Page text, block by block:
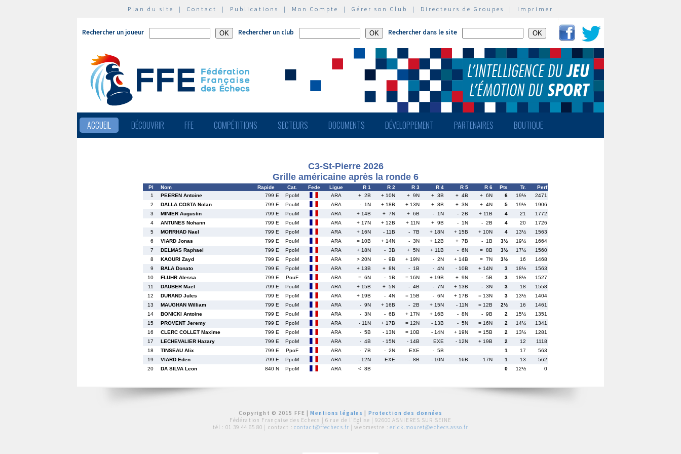
Plan du site | Contact | Publications | Mon Compte | Gérer son Club | Directeurs de Groupes | Imprimer
Rechercher un joueur Rechercher un club Rechercher dans le site
ACCUEIL DÉCOUVRIR FFE COMPÉTITIONS SECTEURS DOCUMENTS DÉVELOPPEMENT PARTENAIRES BOUTIQUE
C3-St-Pierre 2026
Grille américaine après la ronde 6
Pl Nom Rapide Cat. Fede Ligue R 1 R 2 R 3 R 4 R 5 R 6 Pts Tr.
Perf
1
PEEREN Antoine 799 E PpoM ARA + 2B + 10N + 9N + 3B + 4B + 6N 6 19½
2471
2
DALLA COSTA Nolan 799 E PouM ARA - 1N + 18B + 13N + 8B + 3N + 4N 5 19½
1906
3
MINIER Augustin 799 E PouM ARA + 14B + 7N + 6B - 1N - 2B + 11B 4 21
1772
4
ANTUNES Nohann 799 E PouM ARA + 17N + 12B + 11N + 9B - 1N - 2B 4 20
1726
5
MORRHAD Nael 799 E PpoM ARA + 16N - 11B - 7B + 18N + 15B + 10N 4 13½
1563
6
VIARD Jonas 799 E PouM ARA = 10B + 14N - 3N + 12B + 7B - 1B 3½ 19½
1664
7
DELMAS Raphael 799 E PpoM ARA + 18N - 3B + 5N + 11B - 6N = 8B 3½ 17½
1560
8
KAOURI Zayd 799 E PpoM ARA > 20N - 9B + 19N - 2N + 14B = 7N 3½ 16
1468
9
BALA Donato 799 E PpoM ARA + 13B + 8N - 1B - 4N - 10B + 14N 3 18½
1563
10
FLUHR Alessa 799 E PouF ARA = 6N - 1B = 16N + 19B + 9N - 5B 3 18½
1527
11
DAUBER Mael 799 E PouM ARA + 15B + 5N - 4B - 7N + 13B - 3N 3 18
1558
12
DURAND Jules 799 E PpoM ARA + 19B - 4N = 15B - 6N + 17B = 13N 3 13½
1404
13
MAUGHAN William 799 E PouM ARA - 9N + 16B - 2B + 15N - 11N = 12B 2½ 16
1461
14
BONICKI Antoine 799 E PouM ARA - 3N - 6B + 17N + 16B - 8N - 9B 2 15½
1351
15
PROVENT Jeremy 799 E PpoM ARA - 11N + 17B = 12N - 13B - 5N = 16N 2 14½
1341
16
CLERC COLLET Maxime 799 E PpoM ARA - 5B - 13N = 10B - 14N + 19N = 15B 2 13½
1281
17
LECHEVALIER Hazary 799 E PpoM ARA - 4B - 15N - 14B EXE - 12N + 19B 2 12
1118
18
TINSEAU Alix 799 E PpoF ARA - 7B - 2N EXE - 5B 1 17
563
19
VIARD Eden 799 E PpoM ARA - 12N EXE - 8B - 10N - 16B - 17N 1 13
562
20
DA SILVA Leon 840 N PpoM ARA < 8B 0 12½ 0
Copyright © 2015 FFE |Mentions légales
Protection des données
Fédération Française des Echecs | 6 rue de l'Eglise | 92600 ASNIERES SUR SEINE
tél : 01 39 44 65 80 | contact : contact@ffechecs.fr | webmestre : erick.mouret@echecs.asso.fr